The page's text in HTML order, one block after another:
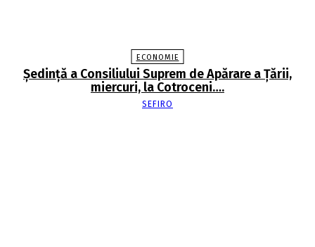
ECONOMIE
Şedinţă a Consiliului Suprem de Apărare a Ţării,
miercuri, la Cotroceni….
SEFIRO